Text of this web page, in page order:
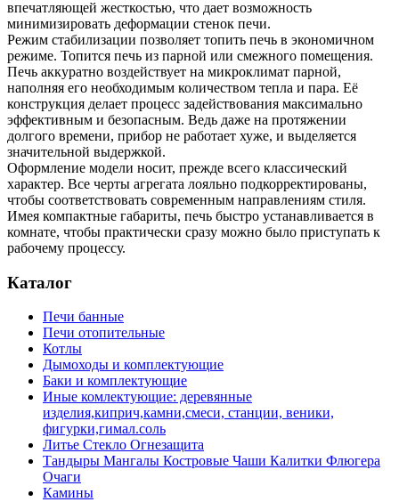
впечатляющей жесткостью, что дает возможность
минимизировать деформации стенок печи.
Режим стабилизации позволяет топить печь в экономичном
режиме. Топится печь из парной или смежного помещения.
Печь аккуратно воздействует на микроклимат парной,
наполняя его необходимым количеством тепла и пара. Её
конструкция делает процесс задействования максимально
эффективным и безопасным. Ведь даже на протяжении
долгого времени, прибор не работает хуже, и выделяется
значительной выдержкой.
Оформление модели носит, прежде всего классический
характер. Все черты агрегата лояльно подкорректированы,
чтобы соответствовать современным направлениям стиля.
Имея компактные габариты, печь быстро устанавливается в
комнате, чтобы практически сразу можно было приступать к
рабочему процессу.
Каталог
Печи банные
Печи отопительные
Котлы
Дымоходы и комплектующие
Баки и комплектующие
Иные комлектующие: деревянные
изделия,киприч,камни,смеси, станции, веники,
фигурки,гимал.соль
Литье Стекло Огнезащита
Тандыры Мангалы Костровые Чаши Калитки Флюгера
Очаги
Камины